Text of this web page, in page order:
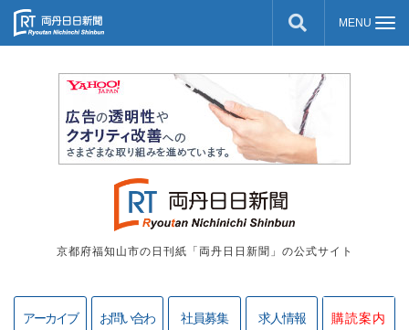
京都府福知山市の日刊紙「両丹日日新聞」の公式サイト
アーカイブ
お問い合わ
社員募集 求人情報 購読案内